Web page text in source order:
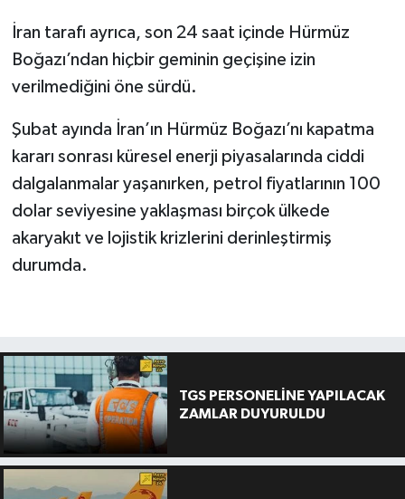
İran tarafı ayrıca, son 24 saat içinde Hürmüz
Boğazı’ndan hiçbir geminin geçişine izin
verilmediğini öne sürdü.
Şubat ayında İran’ın Hürmüz Boğazı’nı kapatma
kararı sonrası küresel enerji piyasalarında ciddi
dalgalanmalar yaşanırken, petrol fiyatlarının 100
dolar seviyesine yaklaşması birçok ülkede
akaryakıt ve lojistik krizlerini derinleştirmiş
durumda.
TGS PERSONELİNE YAPILACAK
ZAMLAR DUYURULDU